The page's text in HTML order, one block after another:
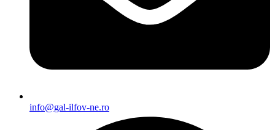
info@gal-ilfov-ne.ro